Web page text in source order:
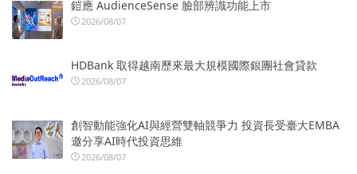
鎧應 AudienceSense 臉部辨識功能上市
2026/08/07
HDBank 取得越南歷來最大規模國際銀團社會貸款
2026/08/07
創智動能強化AI與經營雙軸競爭力 投資長受臺大EMBA
邀分享AI時代投資思維
2026/08/07